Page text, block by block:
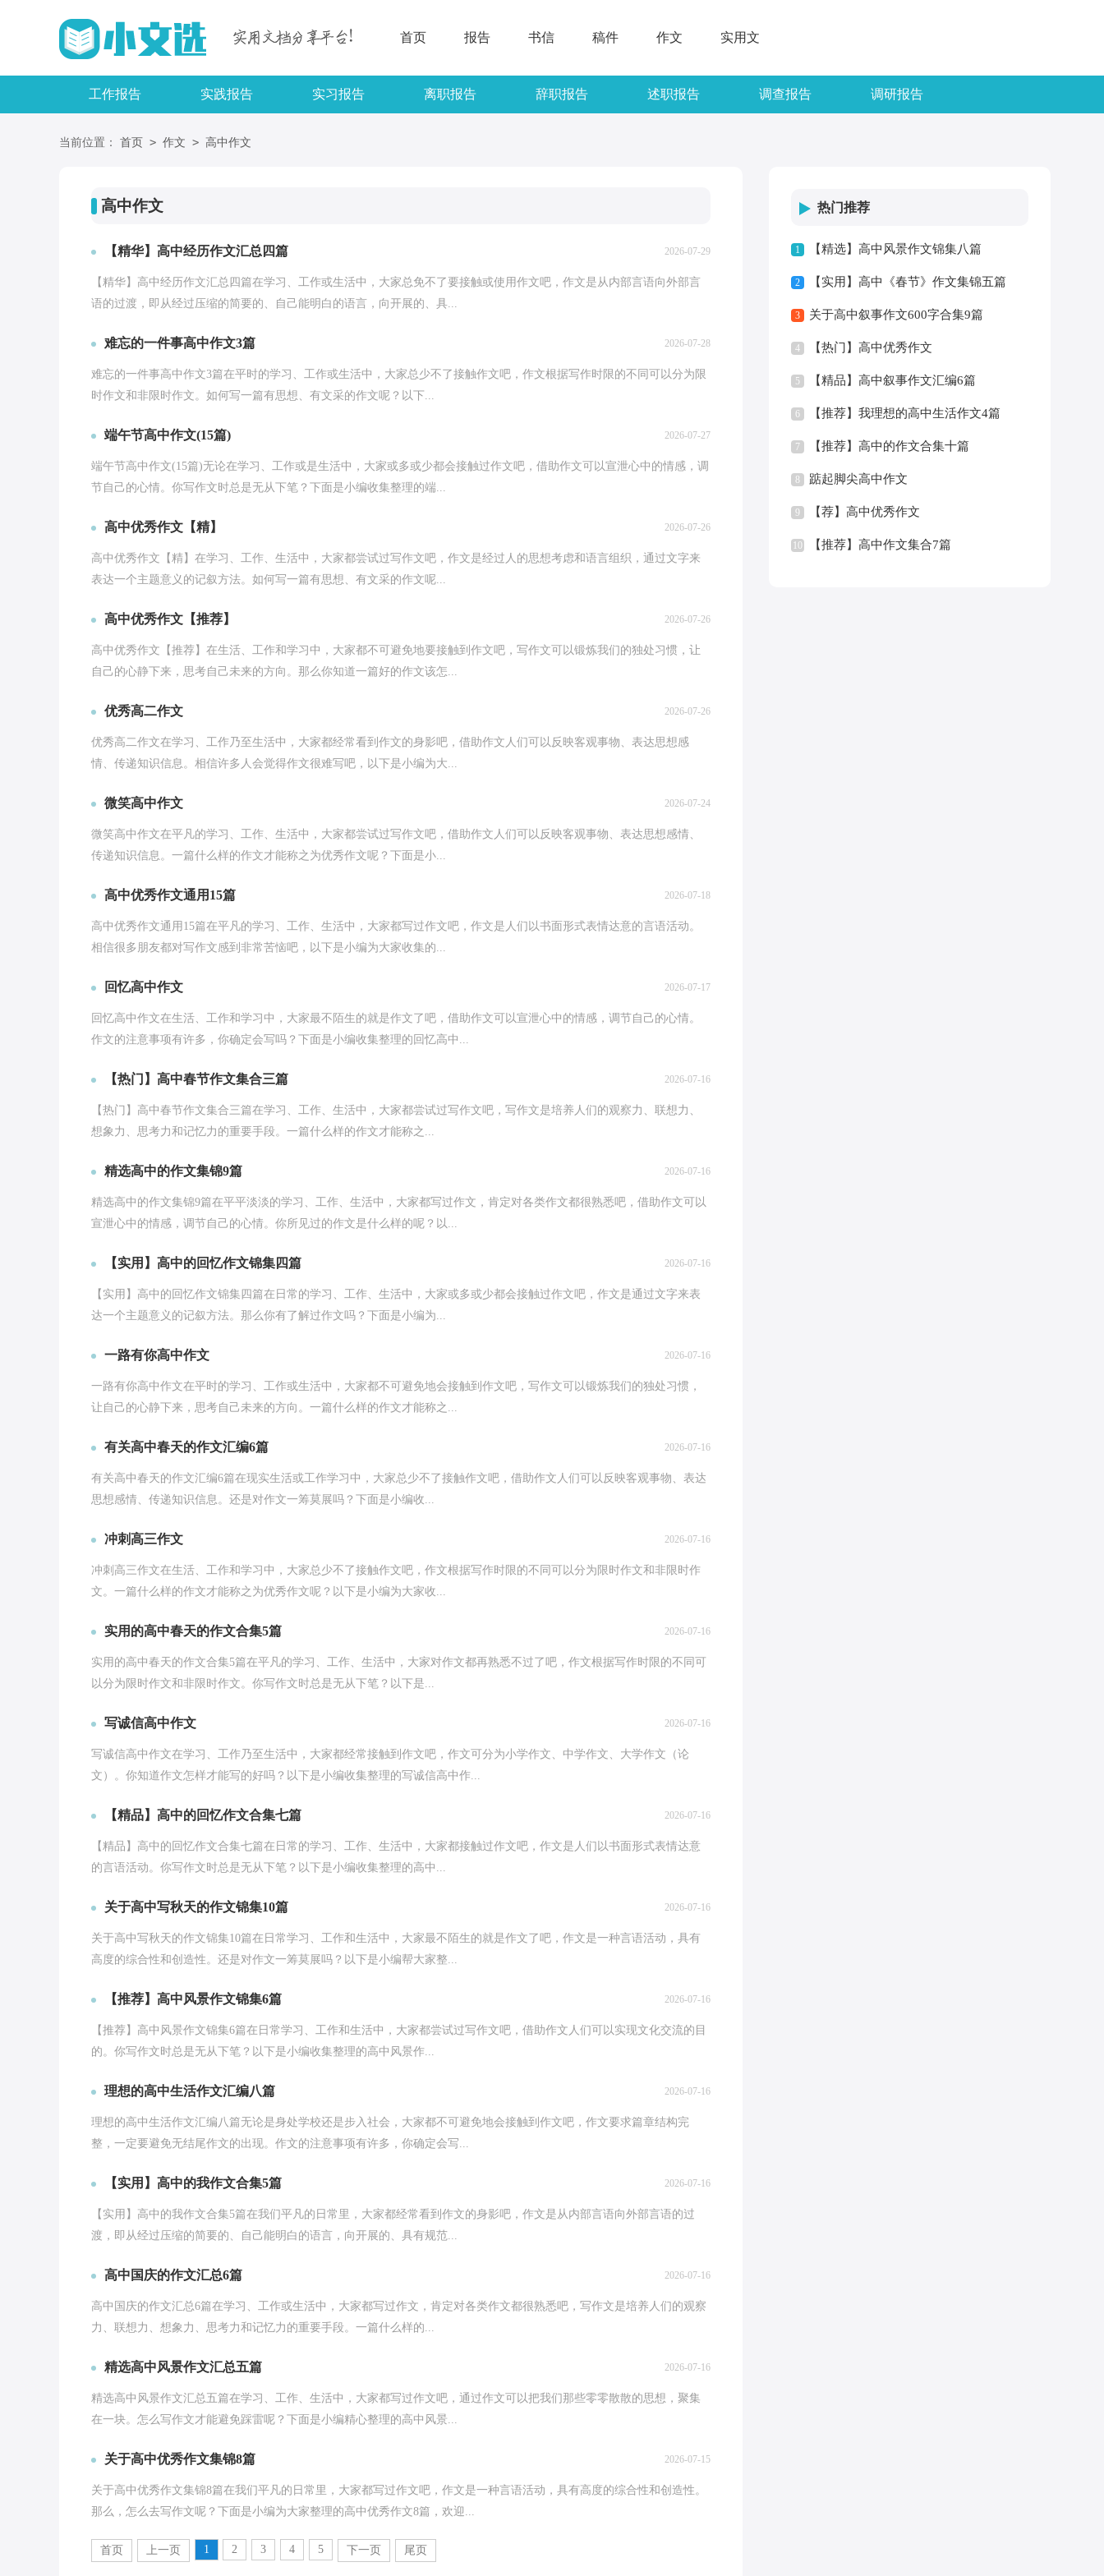
首页 报告 书信 稿件 作文 实用文
工作报告 实践报告 实习报告 离职报告 辞职报告 述职报告 调查报告 调研报告
当前位置： 首页 > 作文 > 高中作文
高中作文
【精华】高中经历作文汇总四篇 2026-07-29
【精华】高中经历作文汇总四篇在学习、工作或生活中，大家总免不了要接触或使用作文吧，作文是从内部言语向外部言
语的过渡，即从经过压缩的简要的、自己能明白的语言，向开展的、具...
难忘的一件事高中作文3篇 2026-07-28
难忘的一件事高中作文3篇在平时的学习、工作或生活中，大家总少不了接触作文吧，作文根据写作时限的不同可以分为限
时作文和非限时作文。如何写一篇有思想、有文采的作文呢？以下...
端午节高中作文(15篇) 2026-07-27
端午节高中作文(15篇)无论在学习、工作或是生活中，大家或多或少都会接触过作文吧，借助作文可以宣泄心中的情感，调
节自己的心情。你写作文时总是无从下笔？下面是小编收集整理的端...
高中优秀作文【精】 2026-07-26
高中优秀作文【精】在学习、工作、生活中，大家都尝试过写作文吧，作文是经过人的思想考虑和语言组织，通过文字来
表达一个主题意义的记叙方法。如何写一篇有思想、有文采的作文呢...
高中优秀作文【推荐】 2026-07-26
高中优秀作文【推荐】在生活、工作和学习中，大家都不可避免地要接触到作文吧，写作文可以锻炼我们的独处习惯，让
自己的心静下来，思考自己未来的方向。那么你知道一篇好的作文该怎...
优秀高二作文 2026-07-26
优秀高二作文在学习、工作乃至生活中，大家都经常看到作文的身影吧，借助作文人们可以反映客观事物、表达思想感
情、传递知识信息。相信许多人会觉得作文很难写吧，以下是小编为大...
微笑高中作文 2026-07-24
微笑高中作文在平凡的学习、工作、生活中，大家都尝试过写作文吧，借助作文人们可以反映客观事物、表达思想感情、
传递知识信息。一篇什么样的作文才能称之为优秀作文呢？下面是小...
高中优秀作文通用15篇 2026-07-18
高中优秀作文通用15篇在平凡的学习、工作、生活中，大家都写过作文吧，作文是人们以书面形式表情达意的言语活动。
相信很多朋友都对写作文感到非常苦恼吧，以下是小编为大家收集的...
回忆高中作文 2026-07-17
回忆高中作文在生活、工作和学习中，大家最不陌生的就是作文了吧，借助作文可以宣泄心中的情感，调节自己的心情。
作文的注意事项有许多，你确定会写吗？下面是小编收集整理的回忆高中...
【热门】高中春节作文集合三篇 2026-07-16
【热门】高中春节作文集合三篇在学习、工作、生活中，大家都尝试过写作文吧，写作文是培养人们的观察力、联想力、
想象力、思考力和记忆力的重要手段。一篇什么样的作文才能称之...
精选高中的作文集锦9篇 2026-07-16
精选高中的作文集锦9篇在平平淡淡的学习、工作、生活中，大家都写过作文，肯定对各类作文都很熟悉吧，借助作文可以
宣泄心中的情感，调节自己的心情。你所见过的作文是什么样的呢？以...
【实用】高中的回忆作文锦集四篇 2026-07-16
【实用】高中的回忆作文锦集四篇在日常的学习、工作、生活中，大家或多或少都会接触过作文吧，作文是通过文字来表
达一个主题意义的记叙方法。那么你有了解过作文吗？下面是小编为...
一路有你高中作文 2026-07-16
一路有你高中作文在平时的学习、工作或生活中，大家都不可避免地会接触到作文吧，写作文可以锻炼我们的独处习惯，
让自己的心静下来，思考自己未来的方向。一篇什么样的作文才能称之...
有关高中春天的作文汇编6篇 2026-07-16
有关高中春天的作文汇编6篇在现实生活或工作学习中，大家总少不了接触作文吧，借助作文人们可以反映客观事物、表达
思想感情、传递知识信息。还是对作文一筹莫展吗？下面是小编收...
冲刺高三作文 2026-07-16
冲刺高三作文在生活、工作和学习中，大家总少不了接触作文吧，作文根据写作时限的不同可以分为限时作文和非限时作
文。一篇什么样的作文才能称之为优秀作文呢？以下是小编为大家收...
实用的高中春天的作文合集5篇 2026-07-16
实用的高中春天的作文合集5篇在平凡的学习、工作、生活中，大家对作文都再熟悉不过了吧，作文根据写作时限的不同可
以分为限时作文和非限时作文。你写作文时总是无从下笔？以下是...
写诚信高中作文 2026-07-16
写诚信高中作文在学习、工作乃至生活中，大家都经常接触到作文吧，作文可分为小学作文、中学作文、大学作文（论
文）。你知道作文怎样才能写的好吗？以下是小编收集整理的写诚信高中作...
【精品】高中的回忆作文合集七篇 2026-07-16
【精品】高中的回忆作文合集七篇在日常的学习、工作、生活中，大家都接触过作文吧，作文是人们以书面形式表情达意
的言语活动。你写作文时总是无从下笔？以下是小编收集整理的高中...
关于高中写秋天的作文锦集10篇 2026-07-16
关于高中写秋天的作文锦集10篇在日常学习、工作和生活中，大家最不陌生的就是作文了吧，作文是一种言语活动，具有
高度的综合性和创造性。还是对作文一筹莫展吗？以下是小编帮大家整...
【推荐】高中风景作文锦集6篇 2026-07-16
【推荐】高中风景作文锦集6篇在日常学习、工作和生活中，大家都尝试过写作文吧，借助作文人们可以实现文化交流的目
的。你写作文时总是无从下笔？以下是小编收集整理的高中风景作...
理想的高中生活作文汇编八篇 2026-07-16
理想的高中生活作文汇编八篇无论是身处学校还是步入社会，大家都不可避免地会接触到作文吧，作文要求篇章结构完
整，一定要避免无结尾作文的出现。作文的注意事项有许多，你确定会写...
【实用】高中的我作文合集5篇 2026-07-16
【实用】高中的我作文合集5篇在我们平凡的日常里，大家都经常看到作文的身影吧，作文是从内部言语向外部言语的过
渡，即从经过压缩的简要的、自己能明白的语言，向开展的、具有规范...
高中国庆的作文汇总6篇 2026-07-16
高中国庆的作文汇总6篇在学习、工作或生活中，大家都写过作文，肯定对各类作文都很熟悉吧，写作文是培养人们的观察
力、联想力、想象力、思考力和记忆力的重要手段。一篇什么样的...
精选高中风景作文汇总五篇 2026-07-16
精选高中风景作文汇总五篇在学习、工作、生活中，大家都写过作文吧，通过作文可以把我们那些零零散散的思想，聚集
在一块。怎么写作文才能避免踩雷呢？下面是小编精心整理的高中风景...
关于高中优秀作文集锦8篇 2026-07-15
关于高中优秀作文集锦8篇在我们平凡的日常里，大家都写过作文吧，作文是一种言语活动，具有高度的综合性和创造性。
那么，怎么去写作文呢？下面是小编为大家整理的高中优秀作文8篇，欢迎...
首页 上一页 1 2 3 4 5 下一页 尾页
热门推荐
1 【精选】高中风景作文锦集八篇
2 【实用】高中《春节》作文集锦五篇
3 关于高中叙事作文600字合集9篇
4 【热门】高中优秀作文
5 【精品】高中叙事作文汇编6篇
6 【推荐】我理想的高中生活作文4篇
7 【推荐】高中的作文合集十篇
8 踮起脚尖高中作文
9 【荐】高中优秀作文
10 【推荐】高中作文集合7篇